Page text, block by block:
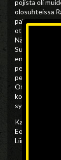
pojista oli
olosuhteissa
palloa ja Ols
otteilla,
Näin
Suomea
ensimmäisellä
pelaaminen
pelailua ja
Ottelun
koko
syöttöjen
Kamppareiden
Eetu
Liimatainen 1